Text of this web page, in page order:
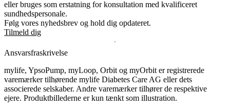
eller bruges som erstatning for konsultation med kvalificeret
sundhedspersonale.
Følg vores nyhedsbrev og hold dig opdateret.
Tilmeld dig
Ansvarsfraskrivelse
mylife, YpsoPump, myLoop, Orbit og myOrbit er registrerede
varemærker tilhørende mylife Diabetes Care AG eller dets
associerede selskaber. Andre varemærker tilhører de respektive
ejere. Produktbillederne er kun tænkt som illustration.